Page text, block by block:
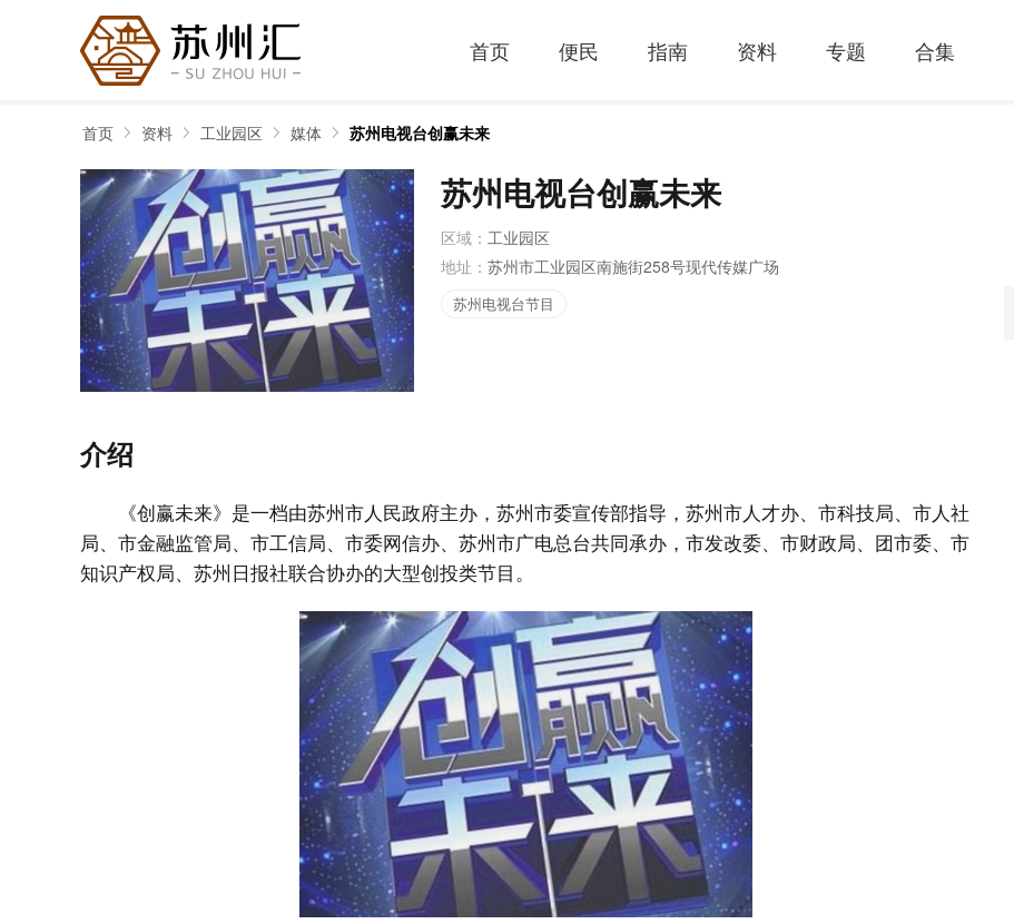
首页 便民 指南 资料 专题 合集
首页 资料 工业园区 媒体 苏州电视台创赢未来
苏州电视台创赢未来
区域： 工业园区
地址： 苏州市工业园区南施街258号现代传媒广场
苏州电视台节目
介绍
《创赢未来》是一档由苏州市人民政府主办，苏州市委宣传部指导，苏州市人才办、市科技局、市人社
局、市金融监管局、市工信局、市委网信办、苏州市广电总台共同承办，市发改委、市财政局、团市委、市
知识产权局、苏州日报社联合协办的大型创投类节目。